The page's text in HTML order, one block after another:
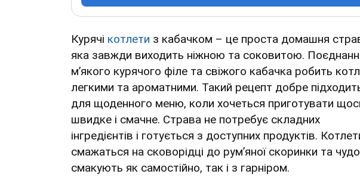
Курячі котлети з кабачком – це проста домашня
яка завжди виходить ніжною та соковитою.
м’якого курячого філе та свіжого кабачка робить
легкими та ароматними. Такий рецепт добре
для щоденного меню, коли хочеться приготувати
швидке і смачне. Страва не потребує складних
інгредієнтів і готується з доступних продуктів.
смажаться на сковорідці до рум’яної скоринки та
смакують як самостійно, так і з гарніром.